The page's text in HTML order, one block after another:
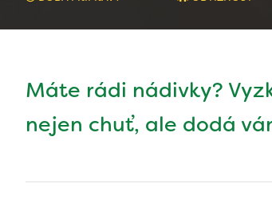
Máte rádi nádivky?
nejen chuť, ale dodá